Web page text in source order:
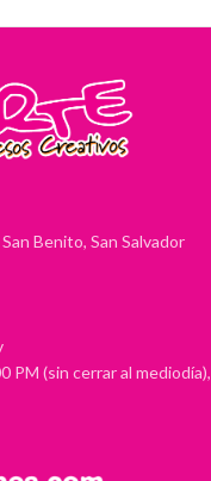
Benito, San Salvador
PM (sin cerrar al mediodía),